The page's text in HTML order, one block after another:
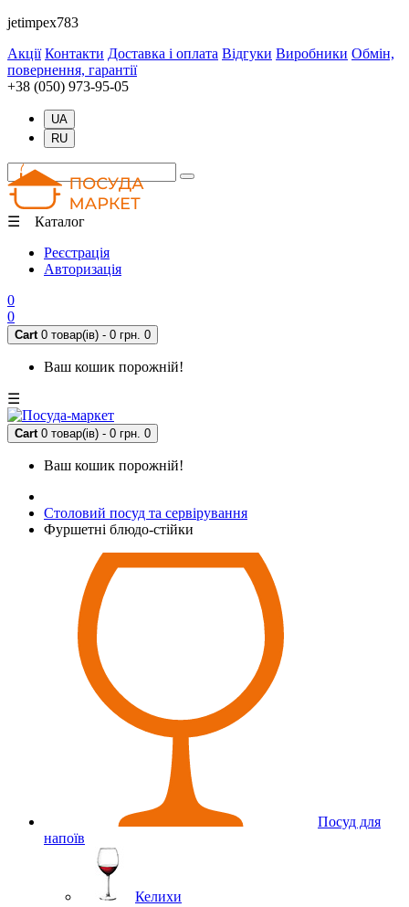
jetimpex783
Акції Контакти Доставка і оплата Відгуки Виробники Обмін,
повернення, гарантії
+38 (050) 973-95-05
UA
RU
☰ Каталог
Реєстрація
Авторизація
0
0
Cart 0 товар(ів) - 0 грн. 0
Ваш кошик порожній!
☰
Cart 0 товар(ів) - 0 грн. 0
Ваш кошик порожній!
Столовий посуд та сервірування
Фуршетні блюдо-стійки
Посуд для
напоїв
Келихи